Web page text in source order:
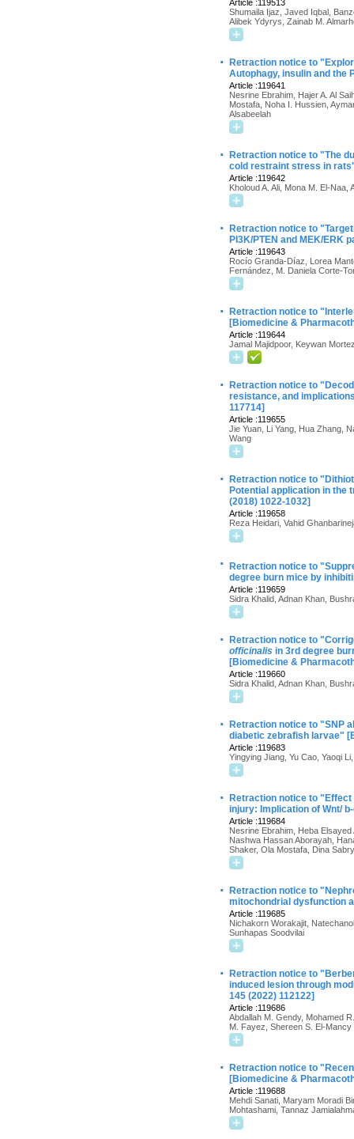
Article :119513
Shumaila Ijaz, Javed Iqbal,
Alibek Ydyrys, Zainab M.
·
Retraction notice to
Autophagy, insulin and the
Article :119641
Nesrine Ebrahim, Hajer A. Al
Mostafa, Noha I. Hussien,
Alsabeelah
·
Retraction notice to "The
cold restraint stress in
Article :119642
Kholoud A. Ali, Mona M. El-
·
Retraction notice to
PI3K/PTEN and MEK/ERK
Article :119643
Rocío Granda-Díaz, Lorea
Fernández, M. Daniela Corte-
·
Retraction notice to
[Biomedicine &
Article :119644
Jamal Majidpoor, Keywan
·
Retraction notice to
resistance, and
117714]
Article :119655
Jie Yuan, Li Yang, Hua Zhang,
Wang
·
Retraction notice to
Potential application in
(2018) 1022-1032]
Article :119658
Reza Heidari, Vahid
·
Retraction notice to
degree burn mice by
Article :119659
Sidra Khalid, Adnan Khan,
·
Retraction notice to
officinalis in 3rd degree
[Biomedicine &
Article :119660
Sidra Khalid, Adnan Khan,
·
Retraction notice to "SNP
diabetic zebrafish larvae"
Article :119683
Yingying Jiang, Yu Cao, Yaoqi
·
Retraction notice to
injury: Implication of Wnt/
Article :119684
Nesrine Ebrahim, Heba
Nashwa Hassan Aborayah,
Shaker, Ola Mostafa, Dina
·
Retraction notice to
mitochondrial dysfunction
Article :119685
Nichakorn Worakajit,
Sunhapas Soodvilai
·
Retraction notice to
induced lesion through
145 (2022) 112122]
Article :119686
Abdallah M. Gendy, Mohamed
M. Fayez, Shereen S. El-Mancy
·
Retraction notice to
[Biomedicine &
Article :119688
Mehdi Sanati, Maryam Moradi
Mohtashami, Tannaz